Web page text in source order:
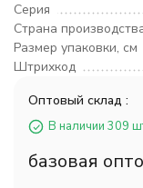
Серия
Страна
Размер упаковки, см
Штрихкод
Оптовый склад :
В наличии 309
базовая